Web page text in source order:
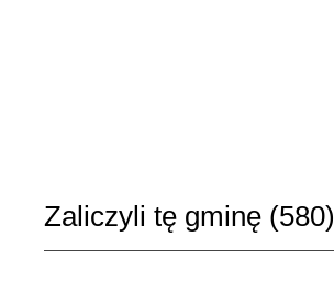
Zaliczyli tę gminę (580)